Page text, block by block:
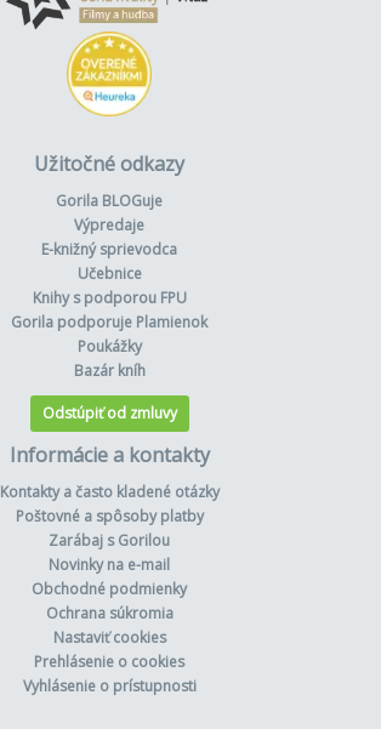
Užitočné odkazy
Gorila BLOGuje
Výpredaje
E-knižný sprievodca
Učebnice
Knihy s podporou FPU
Gorila podporuje Plamienok
Poukážky
Bazár kníh
Odstúpiť od zmluvy
Informácie a kontakty
Kontakty a často kladené otázky
Poštovné a spôsoby platby
Zarábaj s Gorilou
Novinky na e-mail
Obchodné podmienky
Ochrana súkromia
Nastaviť cookies
Prehlásenie o cookies
Vyhlásenie o prístupnosti